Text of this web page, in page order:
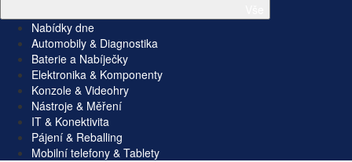
Nabídky dne
Automobily & Diagnostika
Baterie a Nabíječky
Elektronika & Komponenty
Konzole & Videohry
Nástroje & Měření
IT & Konektivita
Pájení & Reballing
Mobilní telefony & Tablety